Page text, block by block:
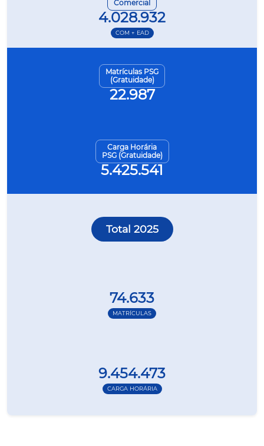
Comercial
4.028.932
COM + EAD
Matrículas PSG
(Gratuidade)
22.987
Carga Horária
PSG (Gratuidade)
5.425.541
Total 2025
74.633
MATRÍCULAS
9.454.473
CARGA HORÁRIA